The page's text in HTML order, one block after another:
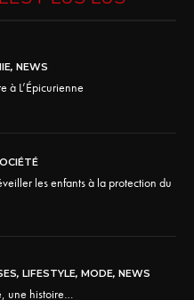
, NEWS
à L’Épicurienne
les enfants à la protection du
, LIFESTYLE, MODE, NEWS
une histoire…